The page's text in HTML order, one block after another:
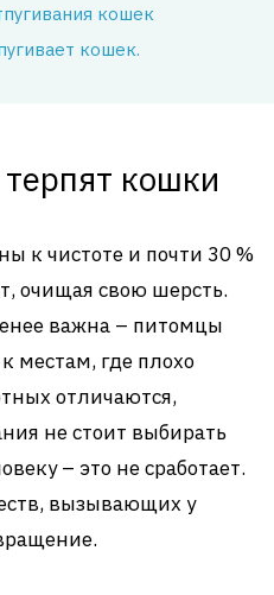
кошек
кошек.
кошки
к чистоте и почти 30 %
очищая свою шерсть.
важна – питомцы
местам, где плохо
отличаются,
не стоит выбирать
– это не сработает.
вызывающих у